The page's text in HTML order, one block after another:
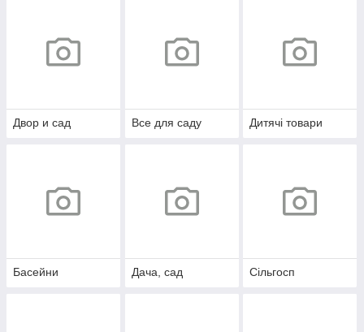
Двор и сад Все для саду Дитячі товари
Басейни Дача, сад Сільгосп